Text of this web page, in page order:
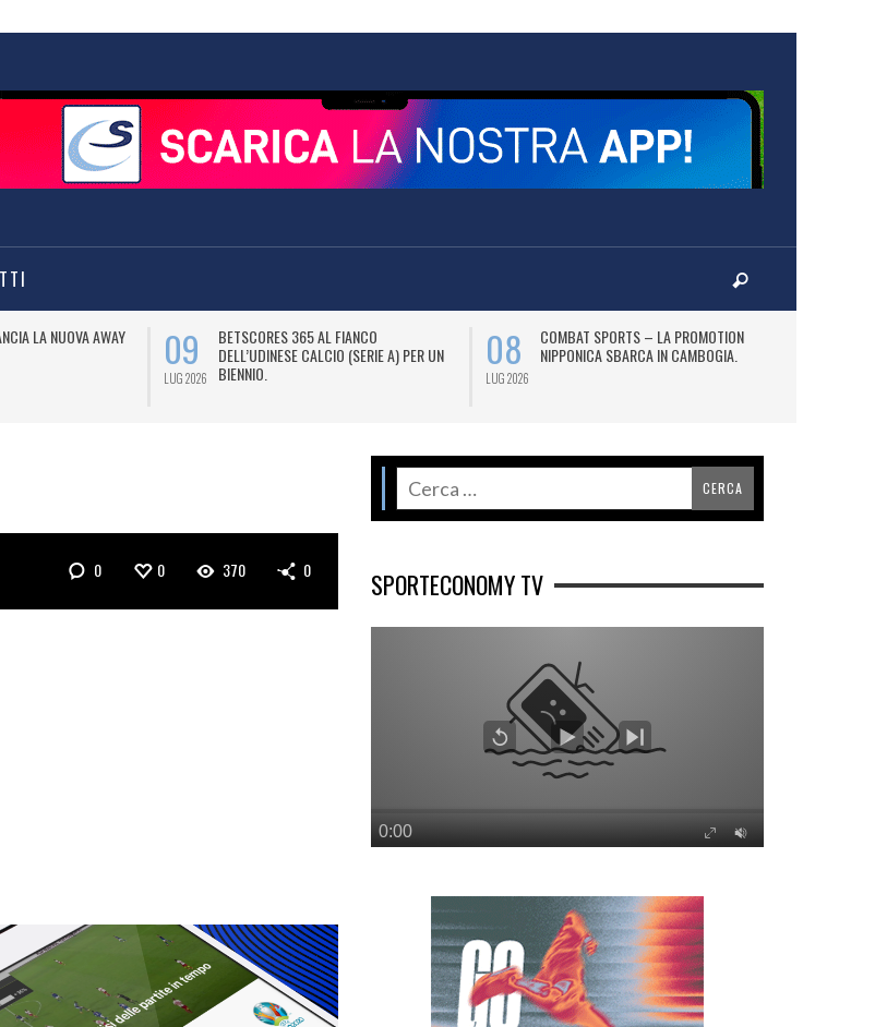
LA NUOVA AWAY
09
LUG 2026
BETSCORES 365 AL FIANCO
DELL’UDINESE CALCIO (SERIE A) PER UN
BIENNIO.
08
LUG 2026
COMBAT SPORTS – LA PROMOTION
NIPPONICA SBARCA IN CAMBOGIA.
0 0 370 0 SPORTECONOMY TV